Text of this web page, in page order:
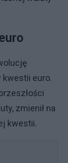
kwestii euro.
zmienił na
kwestii.